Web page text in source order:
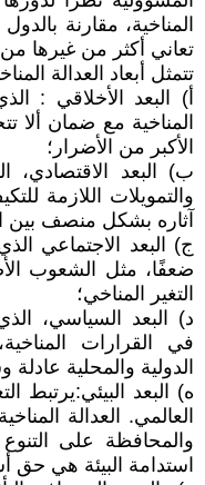
المناخية، مقارنة
تعاني أكثر من غيرها من
تتمثل أبعاد العدالة
‌أ) البعد الأخلاقي :
المناخية مع ضمان ألا
الأكبر من الأضرار؛
‌ب) البعد الاقتصادي،
والتمويلات اللازمة
آثاره بشكل منصف بين
‌ج) البعد الاجتماعي
ضعفًا، مثل الشعوب
التغير المناخي؛
‌د) البعد السياسي،
في القرارات
الدولية والمحلية عادلة
‌ه) البعد البيئي:يرتبط
العالمي. العدالة
والمحافظة على
استدامة البيئة هي